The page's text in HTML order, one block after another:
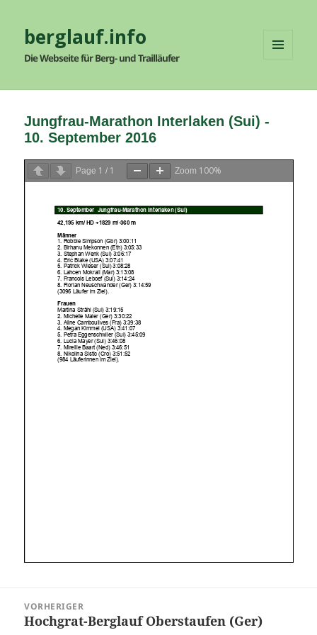
berglauf.info
Die Webseite für Berg- und Trailläufer
WIDGETS
Jungfrau-Marathon Interlaken (Sui) -
10. September 2016
Page 1 / 1 Zoom 100%
VORHERIGER
Vorheriger
Hochgrat-Berglauf Oberstaufen (Ger)